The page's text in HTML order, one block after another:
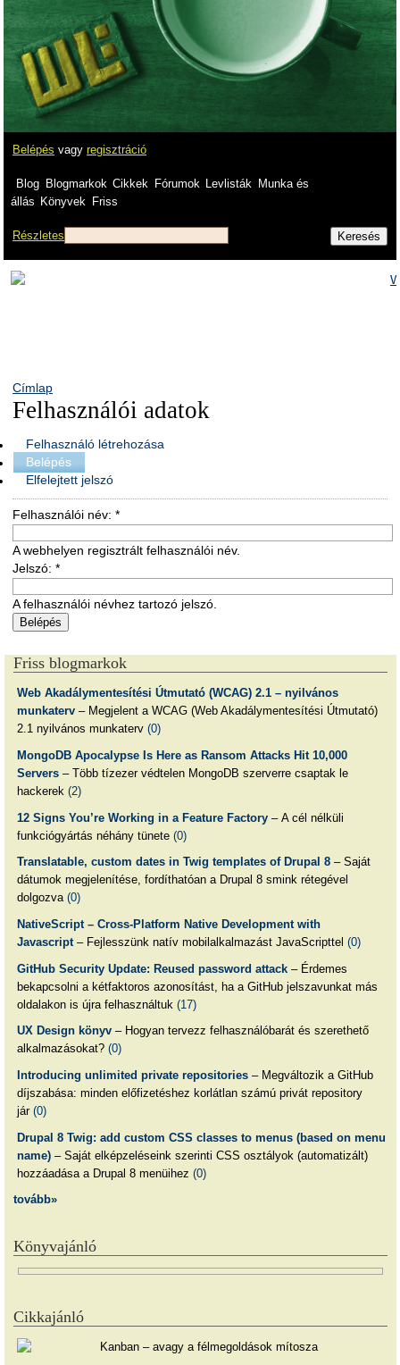
Belépés vagy regisztráció
Blog Blogmarkok Cikkek Fórumok Levlisták
Munka és
állás Könyvek Friss
Részletes
Címlap
Felhasználói adatok
Felhasználó létrehozása
Belépés
Elfelejtett jelszó
Felhasználói név: *
A webhelyen regisztrált felhasználói név.
Jelszó: *
A felhasználói névhez tartozó jelszó.
Friss blogmarkok
Web Akadálymentesítési Útmutató (WCAG) 2.1 – nyilvános
munkaterv– Megjelent a WCAG (Web Akadálymentesítési Útmutató)
2.1 nyilvános munkaterv (0)
MongoDB Apocalypse Is Here as Ransom Attacks Hit 10,000
Servers– Több tízezer védtelen MongoDB szerverre csaptak le
hackerek (2)
12 Signs You’re Working in a Feature Factory– A cél nélküli
funkciógyártás néhány tünete (0)
Translatable, custom dates in Twig templates of Drupal 8– Saját
dátumok megjelenítése, fordíthatóan a Drupal 8 smink rétegével
dolgozva (0)
NativeScript – Cross-Platform Native Development with
Javascript– Fejlesszünk natív mobilalkalmazást JavaScripttel (0)
GitHub Security Update: Reused password attack– Érdemes
bekapcsolni a kétfaktoros azonosítást, ha a GitHub jelszavunkat más
oldalakon is újra felhasználtuk (17)
UX Design könyv– Hogyan tervezz felhasználóbarát és szerethető
alkalmazásokat? (0)
Introducing unlimited private repositories– Megváltozik a GitHub
díjszabása: minden előfizetéshez korlátlan számú privát repository
jár (0)
Drupal 8 Twig: add custom CSS classes to menus (based on menu
name)– Saját elképzeléseink szerinti CSS osztályok (automatizált)
hozzáadása a Drupal 8 menüihez (0)
tovább»
Könyvajánló
Cikkajánló